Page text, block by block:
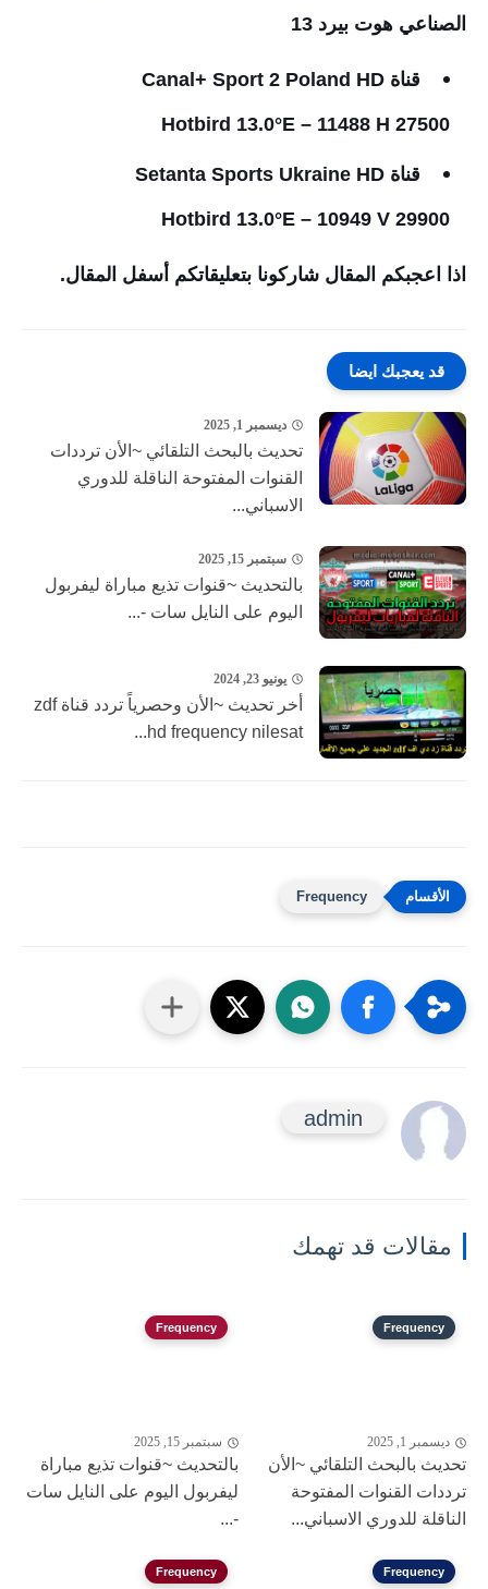
الصناعي هوت بيرد 13
قناة Canal+ Sport 2 Poland HD
Hotbird 13.0°E – 11488 H 27500
قناة Setanta Sports Ukraine HD
Hotbird 13.0°E – 10949 V 29900
اذا اعجبكم المقال شاركونا بتعليقاتكم أسفل المقال.
قد يعجبك ايضا
ديسمبر 1, 2025
تحديث بالبحث التلقائي ~الأن ترددات
القنوات المفتوحة الناقلة للدوري
الاسباني...
سبتمبر 15, 2025
بالتحديث ~قنوات تذيع مباراة ليفربول
اليوم على النايل سات -...
يونيو 23, 2024
أخر تحديث ~الأن وحصرياً تردد قناة zdf
hd frequency nilesat...
Frequency
admin
مقالات قد تهمك
Frequency
ديسمبر 1, 2025
تحديث بالبحث التلقائي ~الأن
ترددات القنوات المفتوحة
الناقلة للدوري الاسباني...
Frequency
سبتمبر 15, 2025
بالتحديث ~قنوات تذيع مباراة
ليفربول اليوم على النايل سات
-...
Frequency
Frequency